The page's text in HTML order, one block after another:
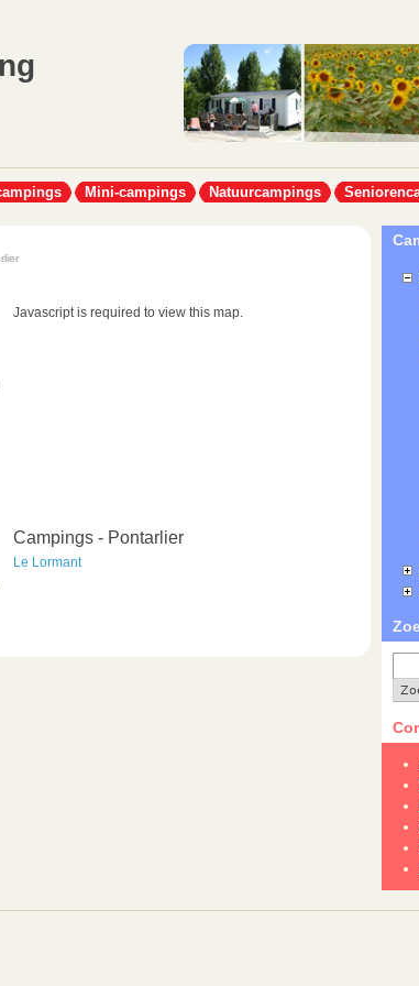
Mini-campings Natuurcampings
Javascript is required to view this map.
Campings - Pontarlier
Le Lormant